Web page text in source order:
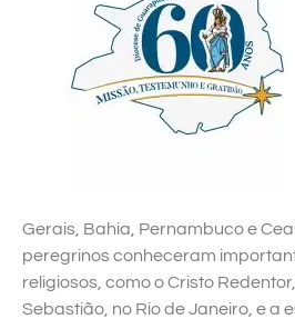
Gerais, Bahia, Pernambuco e
peregrinos conheceram
religiosos, como o Cristo
Sebastião, no Rio de Janeiro, e a